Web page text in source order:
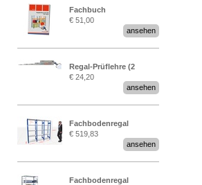
Fachbuch
„Regalprüfung nach DIN
€ 51,00
ansehen
Regal-Prüflehre (2
Stück)
€ 24,20
ansehen
Fachbodenregal
Stecksystem MultiPlus
2,25 Meter breit
€ 519,83
ansehen
Fachbodenregal